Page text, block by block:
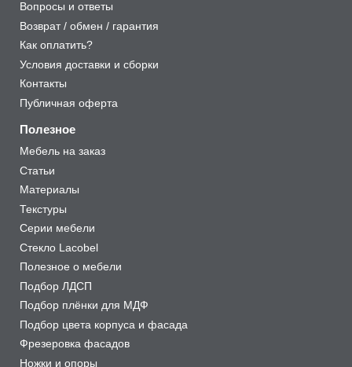
Вопросы и ответы
Возврат / обмен / гарантия
Как оплатить?
Условия доставки и сборки
Контакты
Публичная оферта
Полезное
Мебель на заказ
Статьи
Материалы
Текстуры
Серии мебели
Стекло Lacobel
Полезное о мебели
Подбор ЛДСП
Подбор плёнки для МДФ
Подбор цвета корпуса и фасада
Фрезеровка фасадов
Ножки и опоры